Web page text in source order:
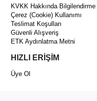
KVKK Hakkında Bilgilendirme
Çerez (Cookie) Kullanımı
Teslimat Koşulları
Güvenli Alışveriş
ETK Aydınlatma Metni
HIZLI ERİŞİM
Üye Ol